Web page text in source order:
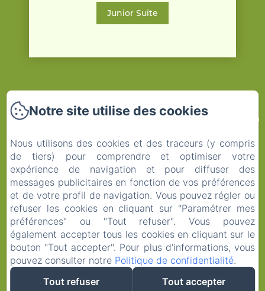
Junior Suite
Château Du Plessis
Anjou
Accueil
Les chambres
Contact
Mentions légales
Notre site utilise des cookies
Nous utilisons des cookies et des traceurs (y compris
de tiers) pour comprendre et optimiser votre
expérience de navigation et pour diffuser des
messages publicitaires en fonction de vos préférences
et de votre profil de navigation. Vous pouvez régler ou
refuser les cookies en cliquant sur "Paramétrer mes
préférences" ou "Tout refuser". Vous pouvez
également accepter tous les cookies en cliquant sur le
bouton "Tout accepter". Pour plus d'informations, vous
pouvez consulter notre Politique de confidentialité.
Tout refuser
Tout accepter